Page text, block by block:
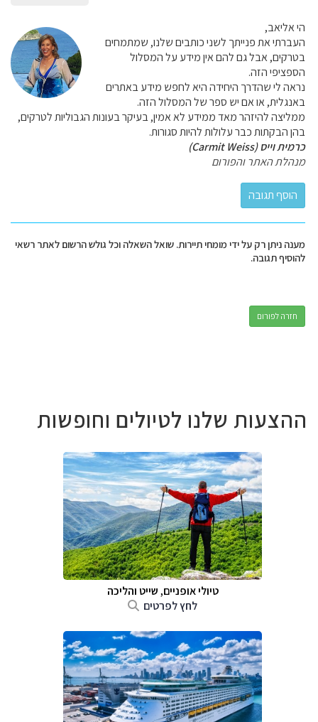
הי אליאב,
העברתי את פנייתך לשני כותבים שלנו, שמתמחים
בטרקים, אבל גם להם אין מידע על המסלול
הספציפי הזה.
נראה לי שהדרך היחידה היא לחפש מידע באתרים
באנגלית, או אם יש ספר של המסלול הזה.
ממליצה להיזהר מאד ממידע לא אמין, בעיקר בעונות הגבוליות לטרקים,
בהן הבקתות כבר עלולות להיות סגורות.
כרמית וייס (Carmit Weiss)
מנהלת האתר והפורום
מענה ניתן רק על ידי מומחי תיירות. שואל השאלה וכל גולש הרשום לאתר רשאי
להוסיף תגובה.
חזרה לפורום
ההצעות שלנו לטיולים וחופשות
טיולי אופניים, שייט והליכה
לחץ לפרטים